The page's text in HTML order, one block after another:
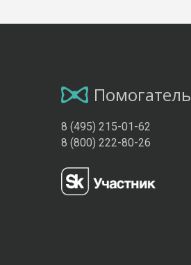
Помогатель
8 (495) 215-01-62
8 (800) 222-80-26